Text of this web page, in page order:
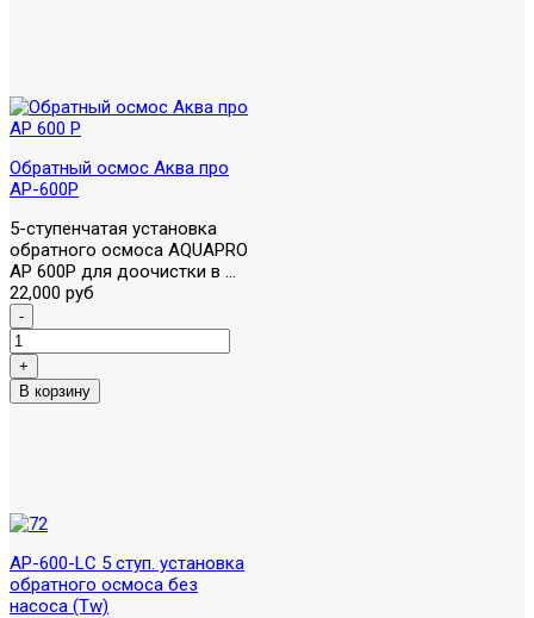
Обратный осмос Аква про
AP-600P
5-ступенчатая установка
обратного осмоса AQUAPRO
AP 600P для доочистки в ...
22,000 руб
AP-600-LC 5 ступ. установка
обратного осмоса без
насоса (Tw)